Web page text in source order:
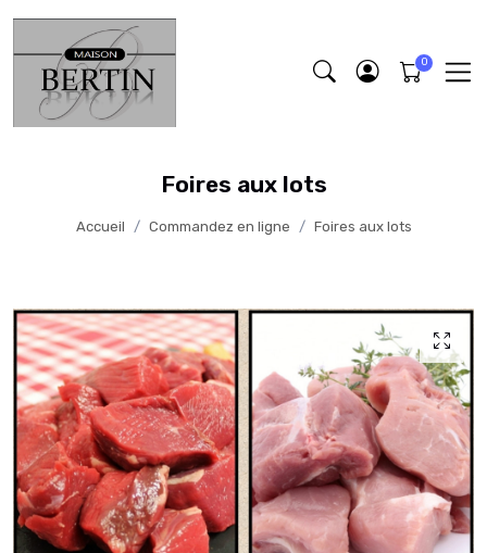
Foires aux lots
Accueil Commandez en ligne Foires aux lots